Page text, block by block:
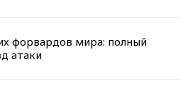
форвардов мира: полный
атаки